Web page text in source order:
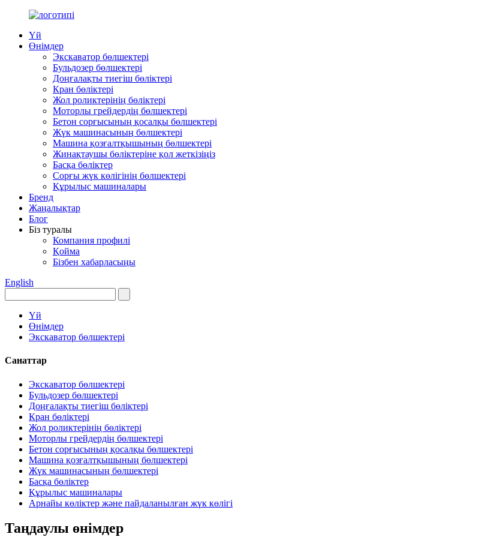
Үй
Өнімдер
Экскаватор бөлшектері
Бульдозер бөлшектері
Доңғалақты тиегіш бөліктері
Кран бөліктері
Жол роликтерінің бөліктері
Моторлы грейдердің бөлшектері
Бетон сорғысының қосалқы бөлшектері
Жүк машинасының бөлшектері
Машина қозғалтқышының бөлшектері
Жинақтаушы бөліктеріне қол жеткізіңіз
Басқа бөліктер
Сорғы жүк көлігінің бөлшектері
Құрылыс машиналары
Бренд
Жаңалықтар
Блог
Біз туралы
Компания профилі
Қойма
Бізбен хабарласыңы
English
Үй
Өнімдер
Экскаватор бөлшектері
Санаттар
Экскаватор бөлшектері
Бульдозер бөлшектері
Доңғалақты тиегіш бөліктері
Кран бөліктері
Жол роликтерінің бөліктері
Моторлы грейдердің бөлшектері
Бетон сорғысының қосалқы бөлшектері
Машина қозғалтқышының бөлшектері
Жүк машинасының бөлшектері
Басқа бөліктер
Құрылыс машиналары
Арнайы көліктер және пайдаланылған жүк көлігі
Таңдаулы өнімдер